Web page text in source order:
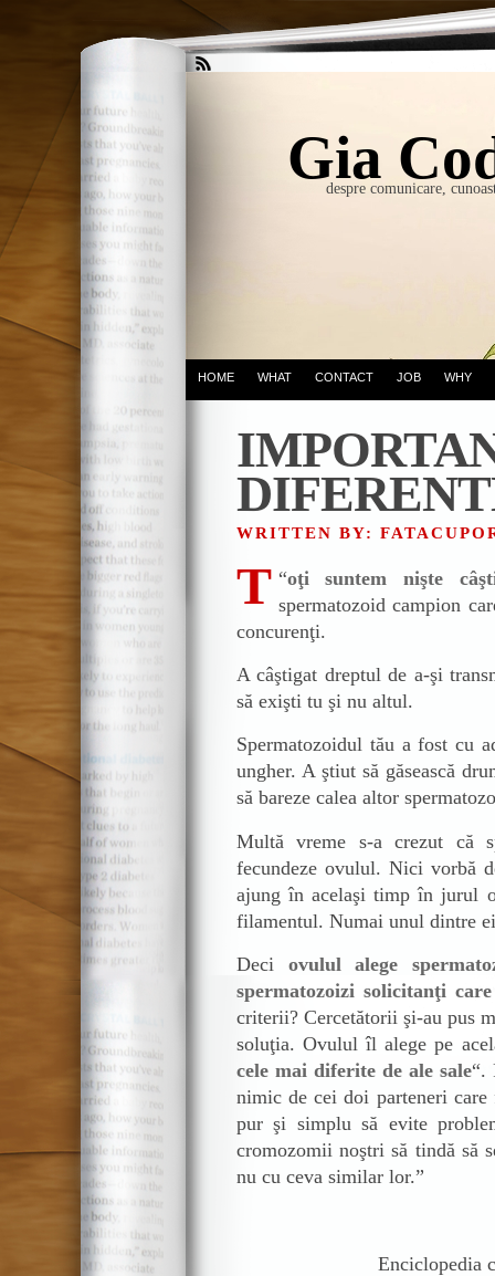
Gia
despre comunicare,
HOME WHAT CONTACT JOB WHY
WRITTEN BY:
“
T
oţi suntem nişte
spermatozoid campion
concurenţi.
A câştigat dreptul de a-şi
să exişti tu şi nu altul.
Spermatozoidul tău a fost cu
ungher. A ştiut să găsească
să bareze calea altor
Multă vreme s-a crezut că
fecundeze ovulul. Nici vorbă
ajung în acelaşi timp în jurul
filamentul. Numai unul dintre
Deci ovulul alege
spermatozoizi solicitanţi
criterii? Cercetătorii şi-au pus
soluţia. Ovulul îl alege pe
cele mai diferite de ale sale“.
nimic de cei doi parteneri care
pur şi simplu să evite
cromozomii noştri să tindă să
nu cu ceva similar lor.”
Enciclopedia